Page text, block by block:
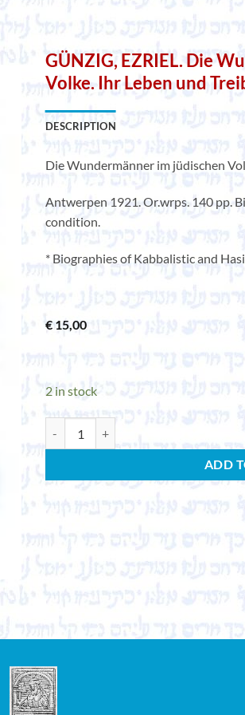
GÜNZIG, EZRIEL. Die
Volke. Ihr Leben und
DESCRIPTION
Die Wundermänner im jüdischen
Antwerpen 1921. Or.wrps. 140 pp.
condition.
* Biographies of Kabbalistic and
€15,00
2 in stock
GÜNZIG, EZRIEL. Die Wundermänner
ADD